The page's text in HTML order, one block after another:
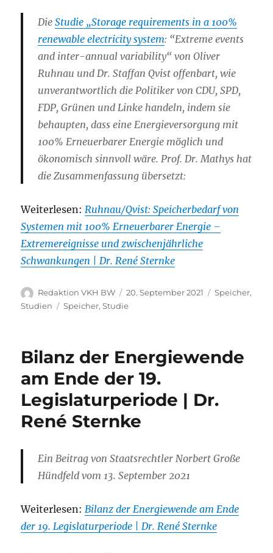
DieStudie „Storage requirements in a 100%
renewable electricity system: “Extreme events
and inter-annual variability“ von Oliver
Ruhnau und Dr. Staffan Qvist offenbart, wie
unverantwortlich die Politiker von CDU, SPD,
FDP, Grünen und Linke handeln, indem sie
behaupten, dass eine Energieversorgung mit
100% Erneuerbarer Energie möglich und
ökonomisch sinnvoll wäre. Prof. Dr. Mathys hat
die Zusammenfassung übersetzt:
Weiterlesen:Ruhnau/Qvist: Speicherbedarf von
Systemen mit 100% Erneuerbarer Energie –
Extremereignisse und zwischenjährliche
Schwankungen | Dr. René Sternke
Autor
Redaktion VKH BW
Veröffentlicht
am
20. September 2021 Kategorien
Speicher,
Studien
Schlagwörter
Speicher,Studie
Bilanz der Energiewende
am Ende der 19.
Legislaturperiode | Dr.
René Sternke
Ein Beitrag von Staatsrechtler Norbert Große
Hündfeld vom 13. September 2021
Weiterlesen: Bilanz der Energiewende am Ende
der 19. Legislaturperiode | Dr. René Sternke